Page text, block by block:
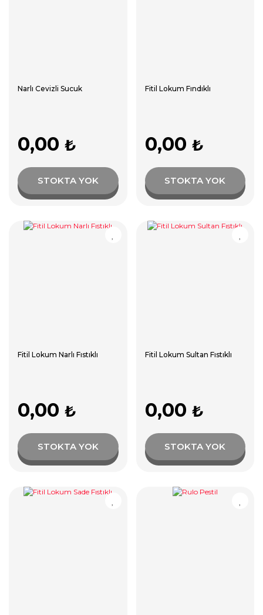
Narlı Cevizli Sucuk
0,00 ₺
STOKTA YOK
Fitil Lokum Fındıklı
0,00 ₺
STOKTA YOK
Fitil Lokum Narlı Fıstıklı
0,00 ₺
STOKTA YOK
Fitil Lokum Sultan Fıstıklı
0,00 ₺
STOKTA YOK